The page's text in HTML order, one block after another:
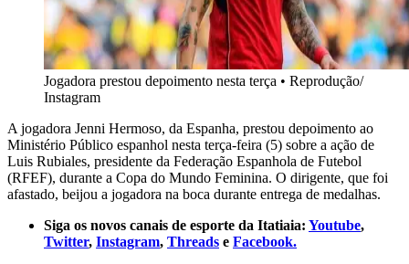
Jogadora prestou depoimento nesta terça • Reprodução/
Instagram
A jogadora Jenni Hermoso, da Espanha, prestou depoimento ao
Ministério Público espanhol nesta terça-feira (5) sobre a ação de
Luis Rubiales, presidente da Federação Espanhola de Futebol
(RFEF), durante a Copa do Mundo Feminina. O dirigente, que foi
afastado, beijou a jogadora na boca durante entrega de medalhas.
Siga os novos canais de esporte da Itatiaia: Youtube,
Twitter, Instagram, Threads e Facebook.